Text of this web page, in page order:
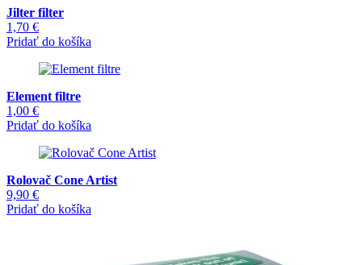
Jilter filter
1,70 €
Pridať do košíka
Element filtre
1,00 €
Pridať do košíka
Rolovač Cone Artist
9,90 €
Pridať do košíka